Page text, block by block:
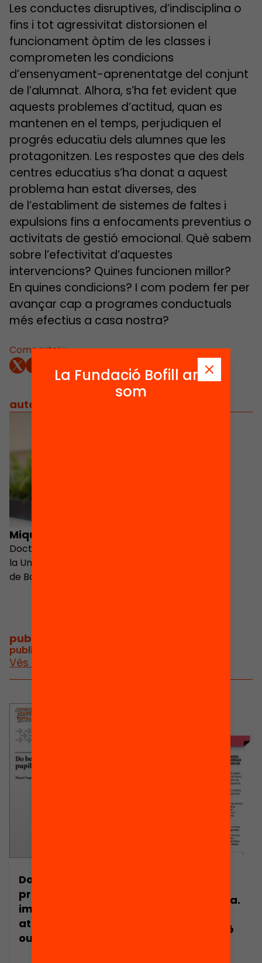
Comparteix:
Les conductes disruptives, d’indisciplina o
fins i tot agressivitat distorsionen el
funcionament òptim de les classes i
comprometen les condicions
d’ensenyament-aprenentatge del conjunt
de l’alumnat. Alhora, s’ha fet evident que
aquests problemes d’actitud, quan es
mantenen en el temps, perjudiquen el
progrés educatiu dels alumnes que les
protagonitzen. Les respostes que des dels
centres educatius s’ha donat a aquest
problema han estat diverses, des
de l’establiment de sistemes de faltes i
expulsions fins a enfocaments preventius o
activitats de gestió emocional. Què sabem
sobre l’efectivitat d’aquestes
intervencions? Quines funcionen millor?
En quines condicions? I com podem fer per
avançar cap a programes conductuals
més efectius a casa nostra?
autors
Miquel Àngel Alegre
Doctor en Sociologia per
la Universitat Autònoma
de Barcelona
publicacions i vídeos
publicacions i vídeos relacionats
Vés a publicacions i vídeos
Do behavioral
programs
improve pupils’
attitudes and
outcomes?
Nota de premsa.
conducta”: què
La Fundació Bofill ara
som